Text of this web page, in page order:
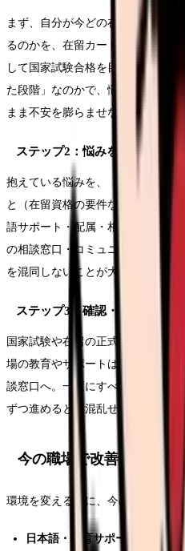
まず、自分が今どの在留資格で、
るのかを、在留カードと公式情報
して国家試験合格を目指す段階」
た段階」なのかで、悩みの優先順
まま不安を膨らませないことが第一
ステップ2：悩みを「制度」「
抱えている悩みを、「制度で決ま
と（在留資格の要件など）」「職
語サポート・配属・相談体制）」
の相談窓口・コミュニティ）」に
を混同しないことが大切です。
ステップ3：確認・相談を一つ
国家試験や在留の正式な疑問は
場の教育やサポートは看護部・人
談窓口へ。一度にすべてを解決し
ずつ進めると、混乱せずに動けます
今の職場で改善するルー
環境を変える前に、今の職場でで
日本語・教育サポートの拡充を